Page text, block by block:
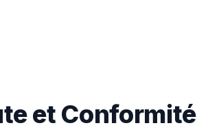
et Conformité